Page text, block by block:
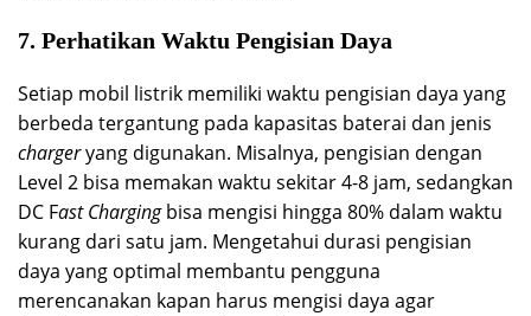
7. Perhatikan Waktu Pengisian Daya
Setiap mobil listrik memiliki waktu pengisian daya yang
berbeda tergantung pada kapasitas baterai dan jenis
chargeryang digunakan. Misalnya, pengisian dengan
Level 2 bisa memakan waktu sekitar 4-8 jam, sedangkan
DC Fast Chargingbisa mengisi hingga 80% dalam waktu
kurang dari satu jam. Mengetahui durasi pengisian
daya yang optimal membantu pengguna
merencanakan kapan harus mengisi daya agar